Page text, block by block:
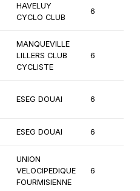
HAVELUY
CYCLO CLUB
6
MANQUEVILLE
LILLERS CLUB
CYCLISTE
6
ESEG DOUAI 6
ESEG DOUAI 6
UNION
VELOCIPEDIQUE
FOURMISIENNE
6